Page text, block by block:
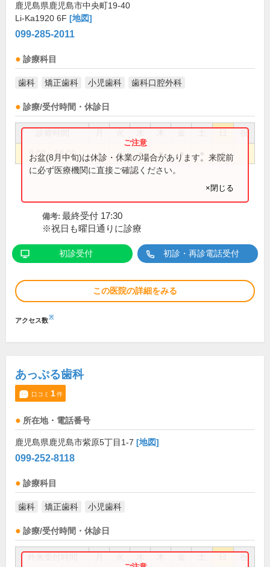
鹿児島県鹿児島市中央町19-40
Li-Ka1920 6F [地図]
099-285-2011
診療科目
歯科 矯正歯科 小児歯科 歯科口腔外科
診療/受付時間・休診日
祝
9:00～18:00 ● ● ● ● ● ●
お盆(8月中旬)は休診・休業の場合があります。来院前
に必ず医療機関に直接ご確認ください。
×閉じる
備考: 最終受付 17:30
※祝日も曜日通りに診療
初診受付 初診・再診電話受付
この医院の詳細をみる
アクセス数※
あっぷる歯科
口コミ 1件
所在地・電話番号
鹿児島県鹿児島市紫原5丁目1-7 [地図]
099-252-8118
診療科目
歯科 矯正歯科 小児歯科
診療/受付時間・休診日
祝